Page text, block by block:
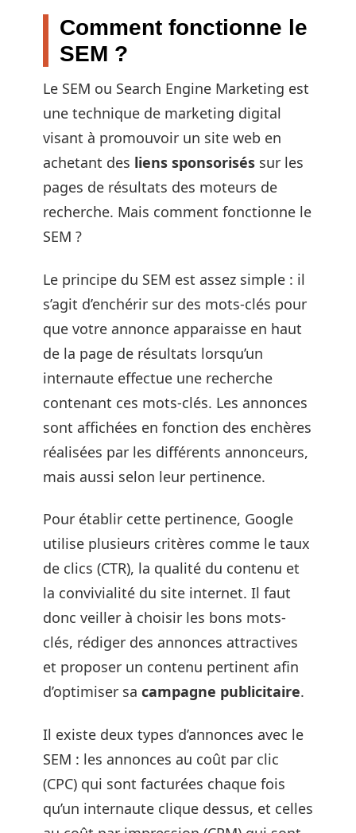
Comment fonctionne le
SEM ?
Le SEM ou Search Engine Marketing est
une technique de marketing digital
visant à promouvoir un site web en
achetant des liens sponsorisés sur les
pages de résultats des moteurs de
recherche. Mais comment fonctionne le
SEM ?
Le principe du SEM est assez simple : il
s’agit d’enchérir sur des mots-clés pour
que votre annonce apparaisse en haut
de la page de résultats lorsqu’un
internaute effectue une recherche
contenant ces mots-clés. Les annonces
sont affichées en fonction des enchères
réalisées par les différents annonceurs,
mais aussi selon leur pertinence.
Pour établir cette pertinence, Google
utilise plusieurs critères comme le taux
de clics (CTR), la qualité du contenu et
la convivialité du site internet. Il faut
donc veiller à choisir les bons mots-
clés, rédiger des annonces attractives
et proposer un contenu pertinent afin
d’optimiser sa campagne publicitaire.
Il existe deux types d’annonces avec le
SEM : les annonces au coût par clic
(CPC) qui sont facturées chaque fois
qu’un internaute clique dessus, et celles